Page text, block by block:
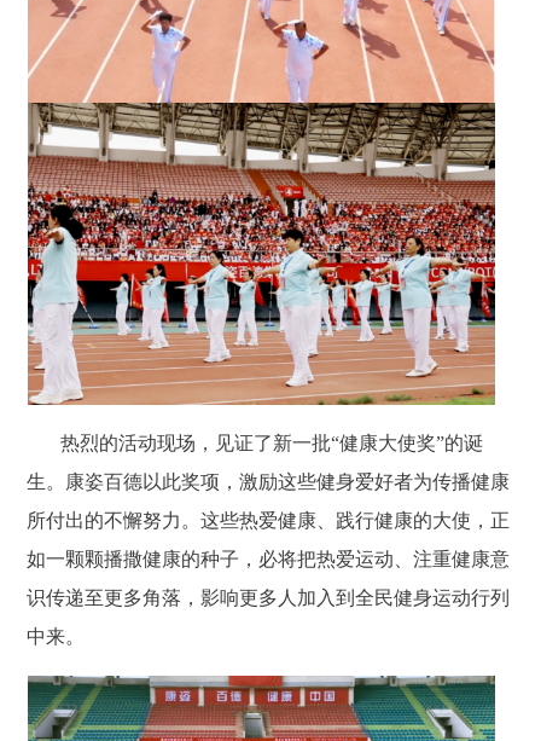
热烈的活动现场，见证了新一批“健康大使奖”的诞
生。康姿百德以此奖项，激励这些健身爱好者为传播健康
所付出的不懈努力。这些热爱健康、践行健康的大使，正
如一颗颗播撒健康的种子，必将把热爱运动、注重健康意
识传递至更多角落，影响更多人加入到全民健身运动行列
中来。